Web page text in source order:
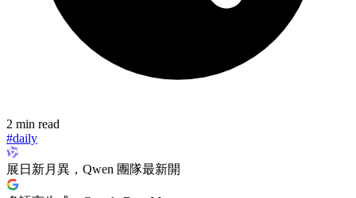
2 min read
#daily
展日新月異，Qwen 團隊最新開